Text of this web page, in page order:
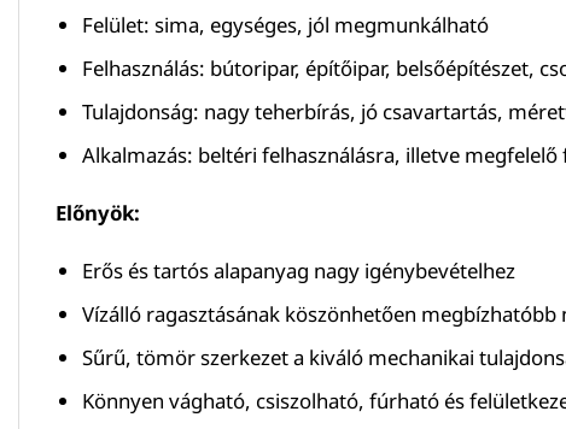
Felület: sima, egységes, jól megmunkálható
Felhasználás: bútoripar, építőipar, belsőépítészet,
Tulajdonság: nagy teherbírás, jó csavartartás,
Alkalmazás: beltéri felhasználásra, illetve
Előnyök:
Erős és tartós alapanyag nagy igénybevételhez
Vízálló ragasztásának köszönhetően
Sűrű, tömör szerkezet a kiváló mechanikai
Könnyen vágható, csiszolható, fúrható és